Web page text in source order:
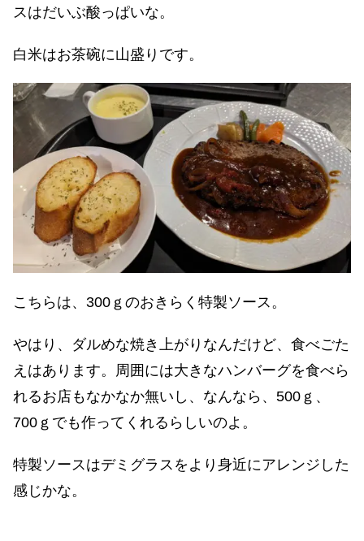
スはだいぶ酸っぱいな。
白米はお茶碗に山盛りです。
こちらは、300ｇのおきらく特製ソース。
やはり、ダルめな焼き上がりなんだけど、食べごた
えはあります。周囲には大きなハンバーグを食べら
れるお店もなかなか無いし、なんなら、500ｇ、
700ｇでも作ってくれるらしいのよ。
特製ソースはデミグラスをより身近にアレンジした
感じかな。